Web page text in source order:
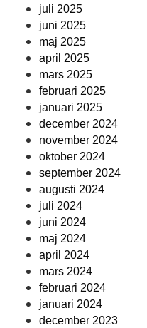
juli 2025
juni 2025
maj 2025
april 2025
mars 2025
februari 2025
januari 2025
december 2024
november 2024
oktober 2024
september 2024
augusti 2024
juli 2024
juni 2024
maj 2024
april 2024
mars 2024
februari 2024
januari 2024
december 2023